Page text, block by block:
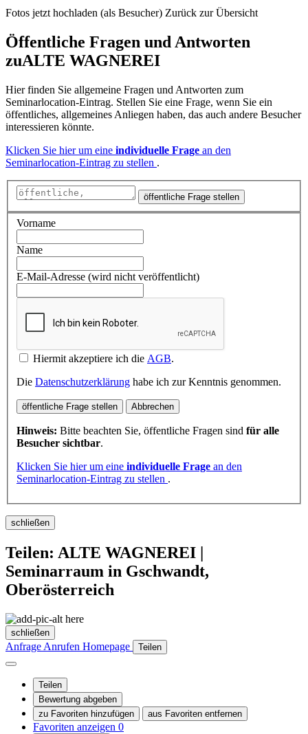
Fotos jetzt hochladen (als Besucher) Zurück zur Übersicht
Öffentliche Fragen und Antworten
zuALTE WAGNEREI
Hier finden Sie allgemeine Fragen und Antworten zum
Seminarlocation-Eintrag. Stellen Sie eine Frage, wenn Sie ein
öffentliches, allgemeines Anliegen haben, das auch andere Besucher
interessieren könnte.
Klicken Sie hier um eine individuelle Frage an den
Seminarlocation-Eintrag zu stellen .
öffentliche Frage stellen
Vorname
Name
E-Mail-Adresse (wird nicht veröffentlicht)
Hiermit akzeptiere ich die AGB.
Die Datenschutzerklärung habe ich zur Kenntnis genommen.
öffentliche Frage stellen Abbrechen
Hinweis: Bitte beachten Sie, öffentliche Fragen sind für alle
Besucher sichtbar.
Klicken Sie hier um eine individuelle Frage an den
Seminarlocation-Eintrag zu stellen .
schließen
Teilen: ALTE WAGNEREI |
Seminarraum in Gschwandt,
Oberösterreich
schließen
Anfrage Anrufen Homepage Teilen
Teilen
Bewertung abgeben
zu Favoriten hinzufügen
aus Favoriten entfernen
Favoriten anzeigen 0